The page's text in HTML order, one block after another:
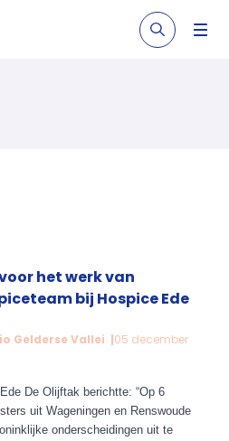
het werk van
bij Hospice Ede
Gelderse Vallei
05 december
De Olijftak berichtte: “Op 6
uit Wageningen en Renswoude
onderscheidingen uit te